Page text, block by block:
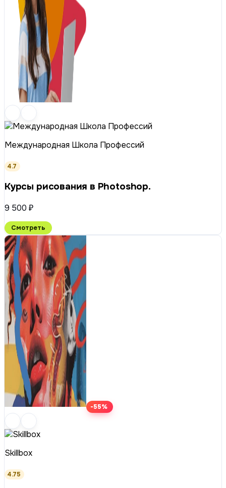
Международная Школа Профессий
4.7
Курсы рисования в Photoshop.
9 500 ₽
Смотреть
-55%
Skillbox
4.75